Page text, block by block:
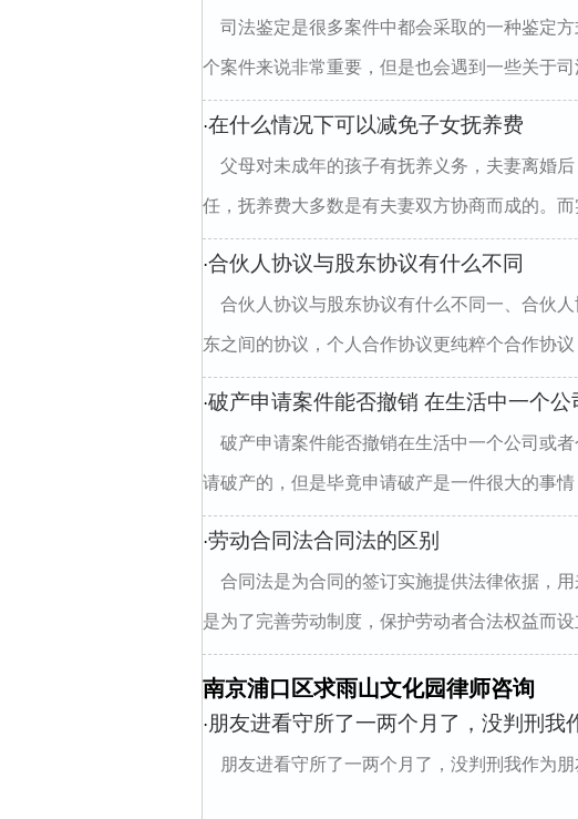
司法鉴定是很多案件中都会采取的一种鉴定
个案件来说非常重要，但是也会遇到一些关于
·在什么情况下可以减免子女抚养费
父母对未成年的孩子有抚养义务，夫妻离婚
任，抚养费大多数是有夫妻双方协商而成的。
·合伙人协议与股东协议有什么不同
合伙人协议与股东协议有什么不同一、合伙
东之间的协议，个人合作协议更纯粹个合作协
·破产申请案件能否撤销 在生活中一个
破产申请案件能否撤销在生活中一个公司或
请破产的，但是毕竟申请破产是一件很大的事
·劳动合同法合同法的区别
合同法是为合同的签订实施提供法律依据，
是为了完善劳动制度，保护劳动者合法权益而
南京浦口区求雨山文化园律师咨询
·朋友进看守所了一两个月了，没判刑我
朋友进看守所了一两个月了，没判刑我作为